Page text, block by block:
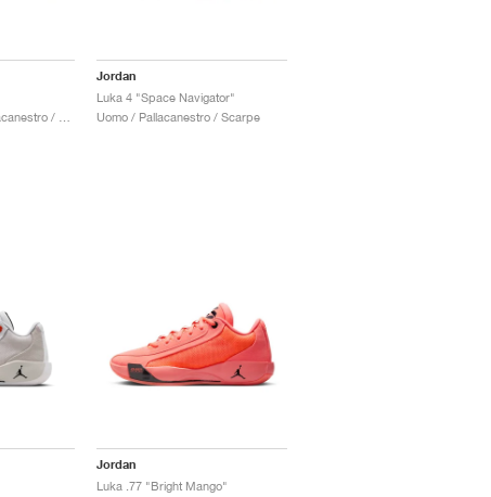
Jordan
Luka 4 "Space Navigator"
Uomo / Pallacanestro / Scarpe
Jordan
Luka .77 "Bright Mango"